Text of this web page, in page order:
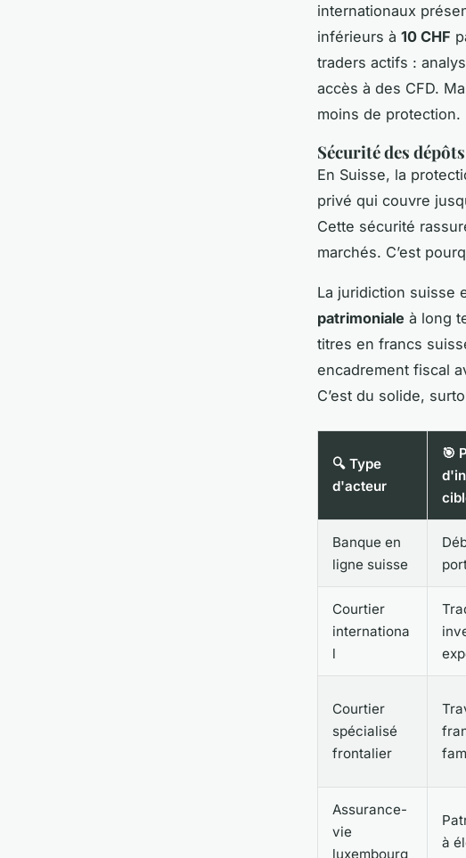
internationaux
inférieurs à 10 CHF
traders actifs :
accès à des CFD.
moins de protection.
Sécurité des
En Suisse, la
privé qui couvre
Cette sécurité
marchés. C’est
La juridiction suisse
patrimoniale à long
titres en francs
encadrement fiscal
C’est du solide,
🔍 Type
d'acteur
🎯
Banque en
ligne suisse
Courtier
internationa
l
Courtier
spécialisé
frontalier
Assurance-
vie
luxembourg
à